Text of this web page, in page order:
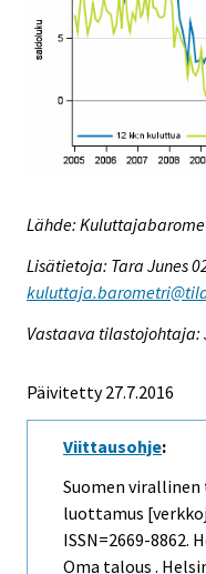
Lähde:
Lisätietoja: Tara Junes
Vastaava tilastojohtaja:
Päivitetty 27.7.2016
Viittausohje:
Suomen
luottamus
ISSN=2669-8862.
Oma talous .